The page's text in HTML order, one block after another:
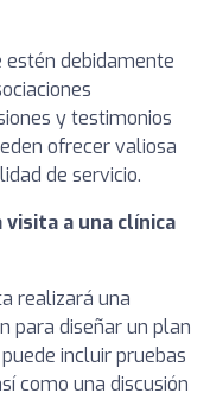
estén debidamente
y testimonios
ofrecer valiosa
de servicio.
visita a una clínica
realizará una
para diseñar un plan
incluir pruebas
como una discusión